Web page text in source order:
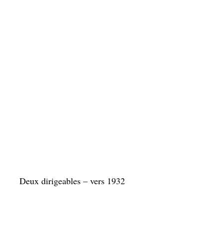
Deux dirigeables – vers 1932